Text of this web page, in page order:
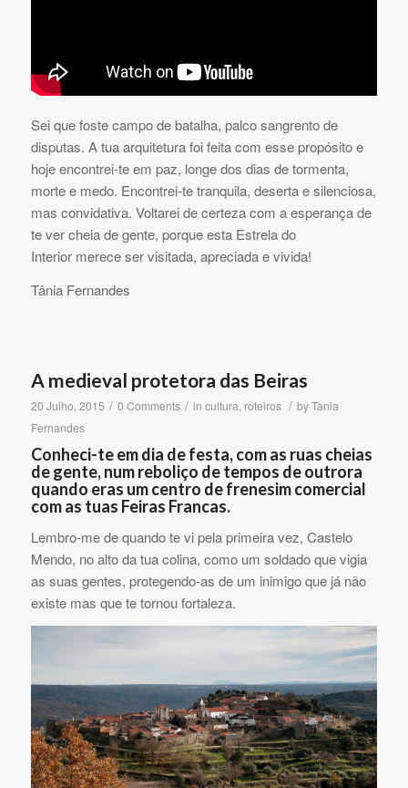
Sei que foste campo de batalha, palco sangrento de
disputas. A tua arquitetura foi feita com esse propósito e
hoje encontrei-te em paz, longe dos dias de tormenta,
morte e medo. Encontrei-te tranquila, deserta e silenciosa,
mas convidativa. Voltarei de certeza com a esperança de
te ver cheia de gente, porque esta Estrela do
Interior merece ser visitada, apreciada e vivida!
Tânia Fernandes
A medieval protetora das Beiras
20 Julho, 2015 / 0 Comments / in cultura, roteiros / byTania
Fernandes
Conheci-te em dia de festa, com as ruas cheias
de gente, num reboliço de tempos de outrora
quando eras um centro de frenesim comercial
com as tuas Feiras Francas.
Lembro-me de quando te vi pela primeira vez, Castelo
Mendo, no alto da tua colina, como um soldado que vigia
as suas gentes, protegendo-as de um inimigo que já não
existe mas que te tornou fortaleza.